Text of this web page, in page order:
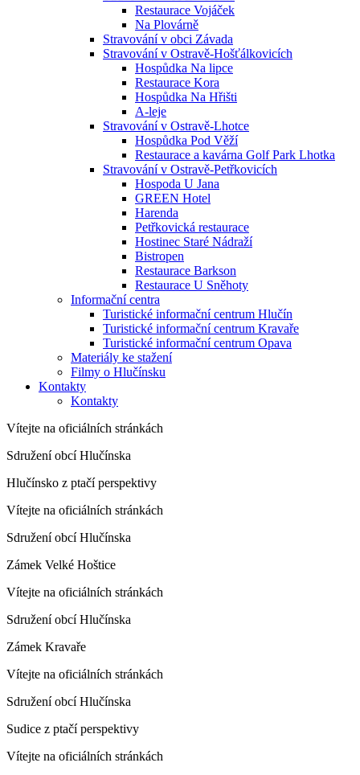
Restaurace Vojáček
Na Plovárně
Stravování v obci Závada
Stravování v Ostravě-Hošťálkovicích
Hospůdka Na lipce
Restaurace Kora
Hospůdka Na Hřišti
A-leje
Stravování v Ostravě-Lhotce
Hospůdka Pod Věží
Restaurace a kavárna Golf Park Lhotka
Stravování v Ostravě-Petřkovicích
Hospoda U Jana
GREEN Hotel
Harenda
Petřkovická restaurace
Hostinec Staré Nádraží
Bistropen
Restaurace Barkson
Restaurace U Sněhoty
Informační centra
Turistické informační centrum Hlučín
Turistické informační centrum Kravaře
Turistické informační centrum Opava
Materiály ke stažení
Filmy o Hlučínsku
Kontakty
Kontakty
Vítejte na oficiálních stránkách
Sdružení obcí Hlučínska
Hlučínsko z ptačí perspektivy
Vítejte na oficiálních stránkách
Sdružení obcí Hlučínska
Zámek Velké Hoštice
Vítejte na oficiálních stránkách
Sdružení obcí Hlučínska
Zámek Kravaře
Vítejte na oficiálních stránkách
Sdružení obcí Hlučínska
Sudice z ptačí perspektivy
Vítejte na oficiálních stránkách